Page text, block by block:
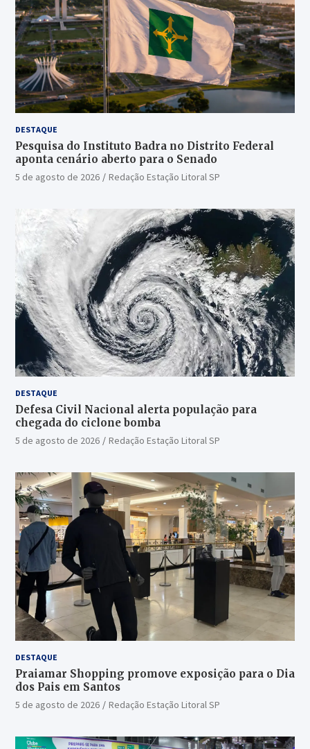
DESTAQUE
Pesquisa do Instituto Badra no Distrito Federal
aponta cenário aberto para o Senado
5 de agosto de 2026 Redação Estação Litoral SP
DESTAQUE
Defesa Civil Nacional alerta população para
chegada do ciclone bomba
5 de agosto de 2026 Redação Estação Litoral SP
DESTAQUE
Praiamar Shopping promove exposição para o Dia
dos Pais em Santos
5 de agosto de 2026 Redação Estação Litoral SP